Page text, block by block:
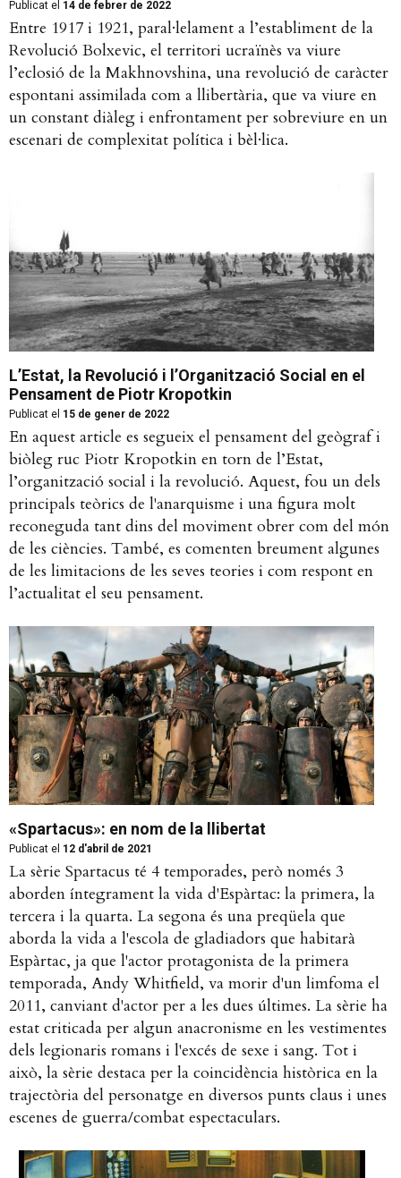
Publicat el 14 de febrer de 2022
Entre 1917 i 1921, paral·lelament a l’establiment de la
Revolució Bolxevic, el territori ucraïnès va viure
l’eclosió de la Makhnovshina, una revolució de caràcter
espontani assimilada com a llibertària, que va viure en
un constant diàleg i enfrontament per sobreviure en un
escenari de complexitat política i bèl·lica.
L’Estat, la Revolució i l’Organització Social en el
Pensament de Piotr Kropotkin
Publicat el 15 de gener de 2022
En aquest article es segueix el pensament del geògraf i
biòleg ruc Piotr Kropotkin en torn de l’Estat,
l’organització social i la revolució. Aquest, fou un dels
principals teòrics de l'anarquisme i una figura molt
reconeguda tant dins del moviment obrer com del món
de les ciències. També, es comenten breument algunes
de les limitacions de les seves teories i com respont en
l’actualitat el seu pensament.
«Spartacus»: en nom de la llibertat
Publicat el 12 d'abril de 2021
La sèrie Spartacus té 4 temporades, però només 3
aborden íntegrament la vida d'Espàrtac: la primera, la
tercera i la quarta. La segona és una preqüela que
aborda la vida a l'escola de gladiadors que habitarà
Espàrtac, ja que l'actor protagonista de la primera
temporada, Andy Whitfield, va morir d'un limfoma el
2011, canviant d'actor per a les dues últimes. La sèrie ha
estat criticada per algun anacronisme en les vestimentes
dels legionaris romans i l'excés de sexe i sang. Tot i
això, la sèrie destaca per la coincidència històrica en la
trajectòria del personatge en diversos punts claus i unes
escenes de guerra/combat espectaculars.